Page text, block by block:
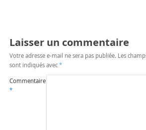
Laisser un commentaire
Votre adresse e-mail ne sera pas publiée. Les
sont indiqués avec *
Commentaire
*